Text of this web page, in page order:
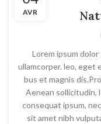
AVR
Lorem ipsum
ullamcorper. leo, eget
bus et magnis
Aenean sollicitudin,
consequat ipsum,
sit amet nibh